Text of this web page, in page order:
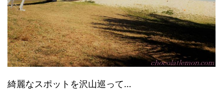
綺麗なスポットを沢山巡って…